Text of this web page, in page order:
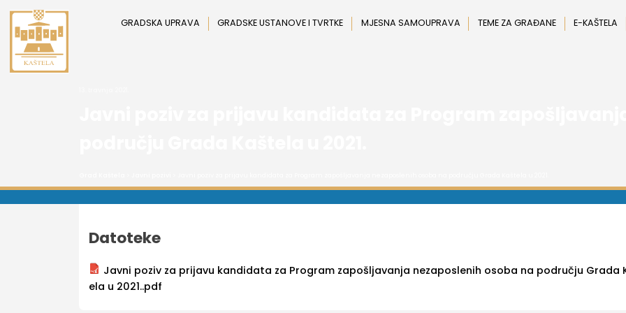
Preskoči
sadržaj
GRADSKA UPRAVA GRADSKE USTANOVE I TVRTKE MJESNA SAMOUPRAVA TEME ZA GRAĐANE E-KAŠTELA
Datoteke
Javni poziv za prijavu kandidata za Program zapošljavanja nezaposlenih osoba na području Grada
ela u 2021..pdf